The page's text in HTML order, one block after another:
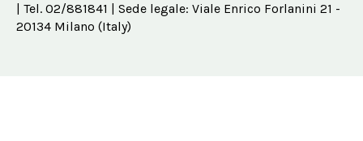
| Tel. 02/881841 | Sede legale: Viale Enrico Forlanini 21 -
20134 Milano (Italy)